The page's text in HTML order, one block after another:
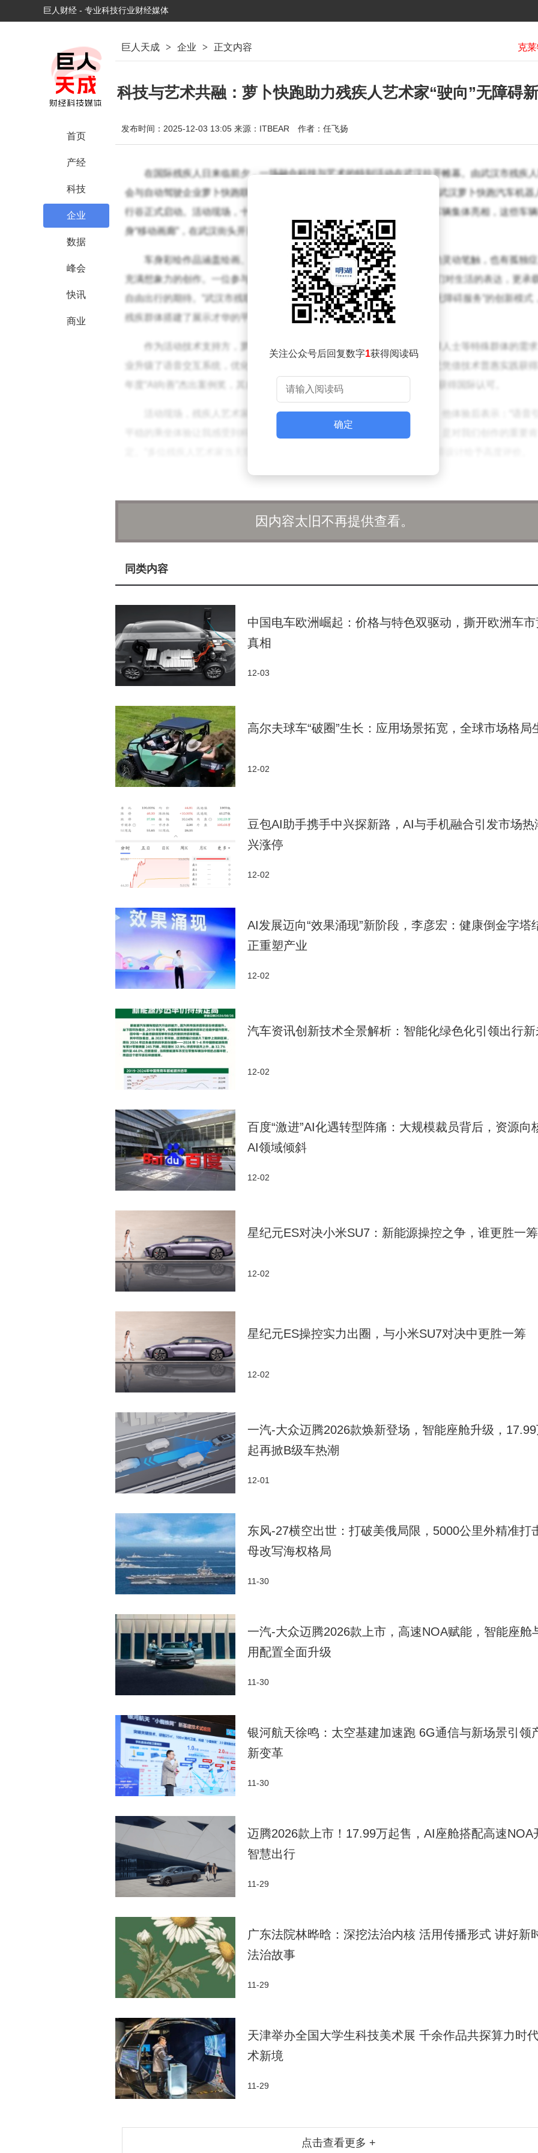
巨人财经 - 专业科技行业财经媒体
首页
产经
科技
企业
数据
峰会
快讯
商业
巨人天成 > 企业 > 正文内容
科技与艺术共融：萝卜快跑助力残疾人艺术家“驶向”无障碍
发布时间：2025-12-03 13:05 来源：ITBEAR 作者：任飞扬
在国际残疾人日来临前夕，一场融合科技与艺术的特别活动在武汉拉开帷幕。由武汉市残疾
会与自动驾驶企业萝卜快跑联合主办的“科技有爱，艺起出发”主题活动，在武汉萝卜快跑汽车机器
行谷正式启动。活动现场，十辆装饰着残疾人艺术家原创作品的自动驾驶车辆集体亮相，这些车
身“移动画廊”，在武汉街头开展为期三周的巡游展示。
车身彩绘作品涵盖绘画、剪纸等多种艺术形式，既有专业残疾人画家的灵动笔触，也有孤独症
充满想象力的创作。一位参与活动的剪纸艺术家表示：“这些作品不仅是我们对生活的表达，更承
自由出行的期待。”武汉市残联相关负责人介绍，此次合作通过“艺术展示+无障碍服务”的创新模式
残疾群体搭建了展示才华的平台，也让科技温度渗透到日常出行场景中。
作为活动技术支持方，萝卜快跑在无障碍出行领域持续深耕。针对视障人士等特殊群体的需求
业升级了语音交互系统，优化了精准导航和鸣笛寻车功能。此前，该企业已凭借技术普惠实践获得
年度“AI向善”杰出案例奖，其自动驾驶车辆在瑞士人工智能向善全球峰会上获得国际认可。
活动现场，残疾人艺术家戚茂来的作品被印制在一辆自动驾驶车身上。他体验后表示：“语音
技术惠及更多特殊群体。此次彩绘车巡游活动，正是希望通过流动的艺术窗口，引发社会对残疾群
神文化生活的关注。目前，这些装饰着艺术作品的自动驾驶车辆已陆续驶上武汉街头，成为城市中
这场科技与艺术的跨界合作，不仅展现了残疾群体的创作活力，也印证了技术创新在促进社
中的重要作用。当自动驾驶车辆载着艺术作品穿行城市时，冰冷的科技设备与温暖的人文关怀实
机融合，为构建平等包容的社会环境提供了新的实践样本。
关注公众号后回复数字1获得阅读码
确定
因内容太旧不再提供查看。
同类内容
中国电车欧洲崛起：价格与特色双驱动，撕开欧洲车
真相
12-03
高尔夫球车“破圈”生长：应用场景拓宽，全球市场格局
12-02
豆包AI助手携手中兴探新路，AI与手机融合引发市场热
兴涨停
12-02
AI发展迈向“效果涌现”新阶段，李彦宏：健康倒金字塔
正重塑产业
12-02
汽车资讯创新技术全景解析：智能化绿色化引领出行
12-02
百度“激进”AI化遇转型阵痛：大规模裁员背后，资源向
AI领域倾斜
12-02
星纪元ES对决小米SU7：新能源操控之争，谁更胜一筹
12-02
星纪元ES操控实力出圈，与小米SU7对决中更胜一筹
12-02
一汽-大众迈腾2026款焕新登场，智能座舱升级，
起再掀B级车热潮
12-01
东风-27横空出世：打破美俄局限，5000公里外精准打
母改写海权格局
11-30
一汽-大众迈腾2026款上市，高速NOA赋能，智能座舱
用配置全面升级
11-30
银河航天徐鸣：太空基建加速跑 6G通信与新场景引领
新变革
11-30
迈腾2026款上市！17.99万起售，AI座舱搭配高速NOA
智慧出行
11-29
广东法院林晔晗：深挖法治内核 活用传播形式 讲好新
法治故事
11-29
天津举办全国大学生科技美术展 千余作品共探算力时
术新境
11-29
点击查看更多 +